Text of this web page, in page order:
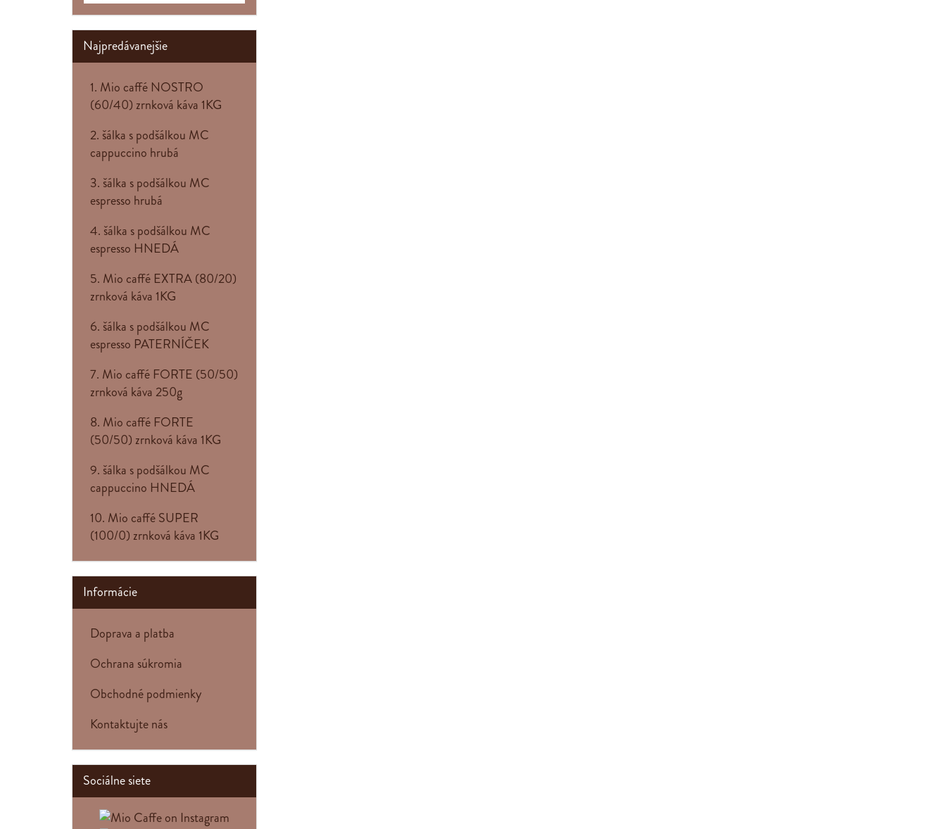
Najpredávanejšie
1. Mio caffé NOSTRO
(60/40) zrnková káva 1KG
2. šálka s podšálkou MC
cappuccino hrubá
3. šálka s podšálkou MC
espresso hrubá
4. šálka s podšálkou MC
espresso HNEDÁ
5. Mio caffé EXTRA (80/20)
zrnková káva 1KG
6. šálka s podšálkou MC
espresso PATERNÍČEK
7. Mio caffé FORTE (50/50)
zrnková káva 250g
8. Mio caffé FORTE
(50/50) zrnková káva 1KG
9. šálka s podšálkou MC
cappuccino HNEDÁ
10. Mio caffé SUPER
(100/0) zrnková káva 1KG
Informácie
Doprava a platba
Ochrana súkromia
Obchodné podmienky
Kontaktujte nás
Sociálne siete